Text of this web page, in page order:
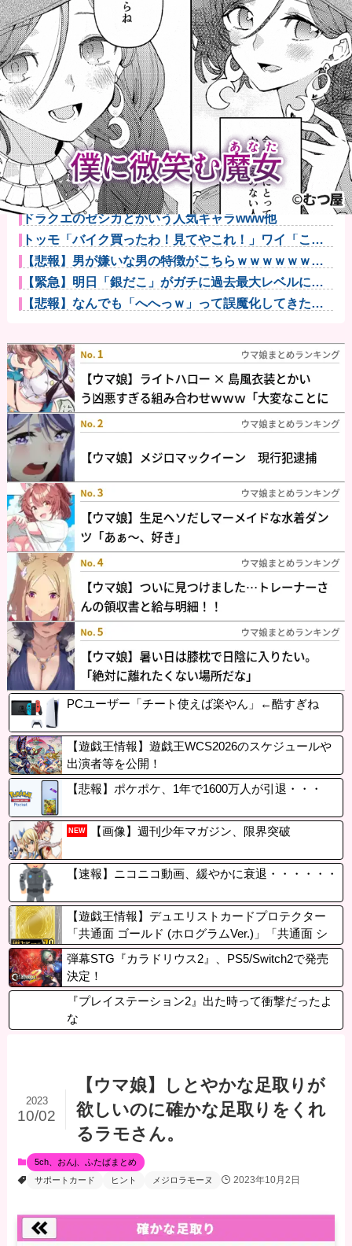
【悲報】粗品、永久追放ｗｗｗｗｗｗｗｗｗｗｗｗｗ
ｗｗ（証拠あ...
夫さん、妻に「天井のシミ数えてれば終わるでな」と
押し倒されて...
【悲報】Z世代「求刑7年のジャンポケ斎藤は口封じに
被害者殺し...
【画像】咲-saki-作者、ようやく『奇乳』に気付くｗｗ
ｗｗ
【悲報】ラッパーさん、札束披露するもネット民から
新社会人の初...
【悲報】美容師「…手は尽くしました」陰キャ女さん
「…ﾋｭｯ」...
【衝撃】京大病院で正常な脳組織を誤摘出された50代
女性、手足...
【悲報】山田哲人さん、「５億円ドロボー」と言われ
るｗｗｗｗｗ...
【悲報】親「うちの子にはゲームは買い与えません。
本だけで十分...
ドラクエのゼシカとかいう人気キャラwww他
トッモ「バイク買ったわ！見てやこれ！」ワイ「これ
スクーターじ...
【悲報】男が嫌いな男の特徴がこちらｗｗｗｗｗｗｗ
ｗｗｗ
【緊急】明日「銀だこ」がガチに過去最大レベルに混
みそうwww...
【悲報】なんでも「へへっｗ」って誤魔化してきたワ
PCユーザー「チート使えば楽やん」←酷すぎね
【遊戯王情報】遊戯王WCS2026のスケジュールや
出演者等を公開！
【悲報】ポケポケ、1年で1600万人が引退・・・
NEW 【画像】週刊少年マガジン、限界突破
【速報】ニコニコ動画、緩やかに衰退・・・・・・
【遊戯王情報】デュエリストカードプロテクター
「共通面 ゴールド (ホログラムVer.)」「共通面 シ
ルバー (ホログラムVer.)」「ラージクリア」のデザ
インを公開！
弾幕STG『カラドリウス2』、PS5/Switch2で発売
決定！
『プレイステーション2』出た時って衝撃だったよ
な
【ウマ娘】しとやかな足取りが
欲しいのに確かな足取りをくれ
るラモさん。
2023
10/02
5ch、おんj、ふたばまとめ
サポートカード
ヒント メジロラモーヌ 2023年10月2日